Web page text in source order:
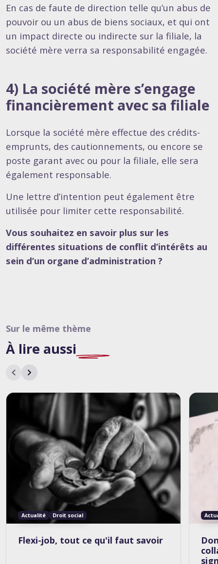
En cas de faute de direction telle qu’un abus de
pouvoir ou un abus de biens sociaux, et qui ont
un impact directe ou indirecte sur la filiale, la
société mère verra sa responsabilité engagée.
4) La société mère s’engage
financièrement avec sa filiale
Lorsque la société mère effectue des crédits-
emprunts, des cautionnements, ou encore se
poste garant avec ou pour la filiale, elle sera
également responsable.
Une lettre d’intention peut également être
utilisée pour limiter cette responsabilité.
Vous souhaitez en savoir plus sur les
différentes situations de conflit d’intérêts au
sein d’un organe d’administration ?
Sur le même thème
À lire aussi
Actualité Droit social
Flexi-job, tout ce qu'il faut savoir